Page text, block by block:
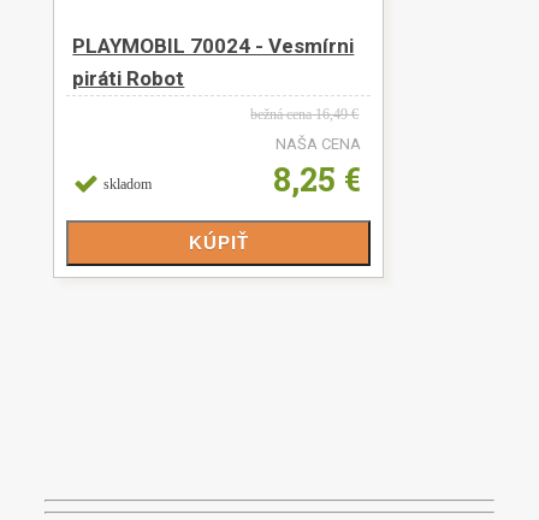
PLAYMOBIL 70024 - Vesmírni
piráti Robot
bežná cena16,49 €
NAŠA CENA
8,25 €
skladom